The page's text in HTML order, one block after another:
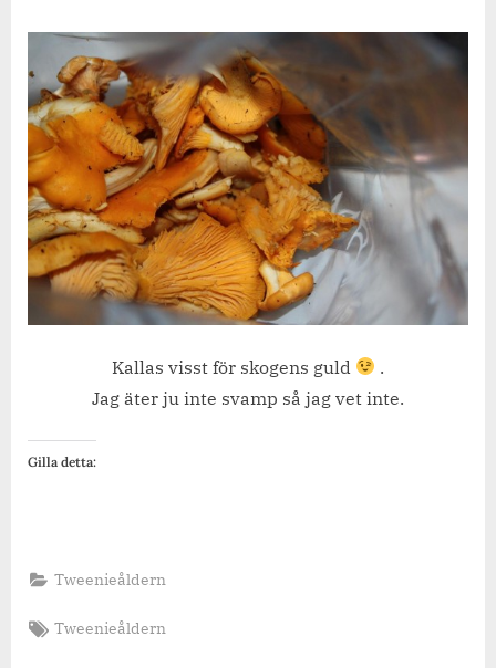
Kallas visst för skogens guld
.
Jag äter ju inte svamp så jag vet inte.
Gilla detta:
Tweenieåldern
Tags:
Tweenieåldern